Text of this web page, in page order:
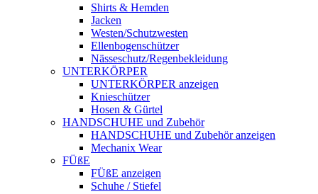
Shirts & Hemden
Jacken
Westen/Schutzwesten
Ellenbogenschützer
Nässeschutz/Regenbekleidung
UNTERKÖRPER
UNTERKÖRPER anzeigen
Knieschützer
Hosen & Gürtel
HANDSCHUHE und Zubehör
HANDSCHUHE und Zubehör anzeigen
Mechanix Wear
FÜßE
FÜßE anzeigen
Schuhe / Stiefel